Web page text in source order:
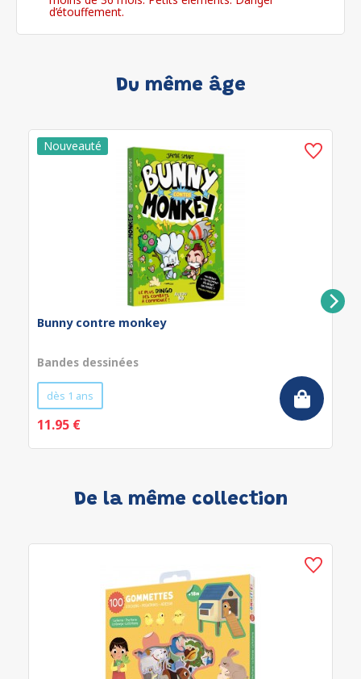
d’étouffement.
Du même âge
Bunny contre monkey
Bandes dessinées
dès 1 ans
11.95 €
De la même collection